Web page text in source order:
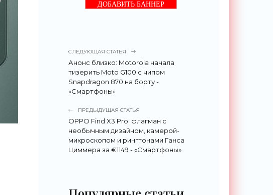
ДОБАВИТЬ БАННЕР
СЛЕДУЮЩАЯ СТАТЬЯ
Анонс близко: Motorola начала
тизерить Moto G100 с чипом
Snapdragon 870 на борту -
«Смартфоны»
ПРЕДЫДУЩАЯ СТАТЬЯ
OPPO Find X3 Pro: флагман с
необычным дизайном, камерой-
микроскопом и рингтонами Ганса
Циммера за €1149 - «Смартфоны»